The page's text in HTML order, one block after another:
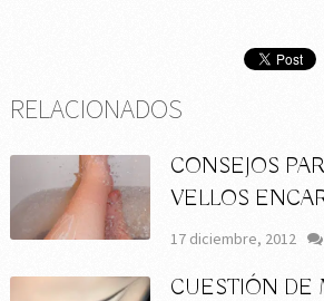
RELACIONADOS
CONSEJOS
VELLOS
17 diciembre, 2012
CUESTIÓN